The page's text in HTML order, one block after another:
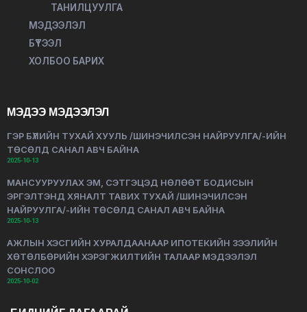
ТАНИЛЦУУЛГА
МЭДЭЭЛЭЛ
БҮТЭЭЛ
ХОЛБОО БАРИХ
МЭДЭЭ МЭДЭЭЛЭЛ
ГЭР БҮЛИЙН ТУХАЙ ХУУЛЬ /ШИНЭЧИЛСЭН НАЙРУУЛГА/-ИЙН
ТӨСӨЛД САНАЛ АВЧ БАЙНА
2025-10-13
МАНСУУРУУЛАХ ЭМ, СЭТГЭЦЭД НӨЛӨӨТ БОДИСЫН
ЭРГЭЛТЭНД ХЯНАЛТ ТАВИХ ТУХАЙ /ШИНЭЧИЛСЭН
НАЙРУУЛГА/-ИЙН ТӨСӨЛД САНАЛ АВЧ БАЙНА
2025-10-13
АЖЛЫН ХЭСГИЙН ХУРАЛДААНААР ИПОТЕКИЙН ЗЭЭЛИЙН
ХӨТӨЛБӨРИЙН ХЭРЭГЖИЛТИЙН ТАЛААР МЭДЭЭЛЭЛ
СОНСЛОО
2025-10-02